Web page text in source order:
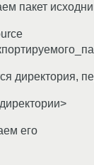
пакет
директория,
его